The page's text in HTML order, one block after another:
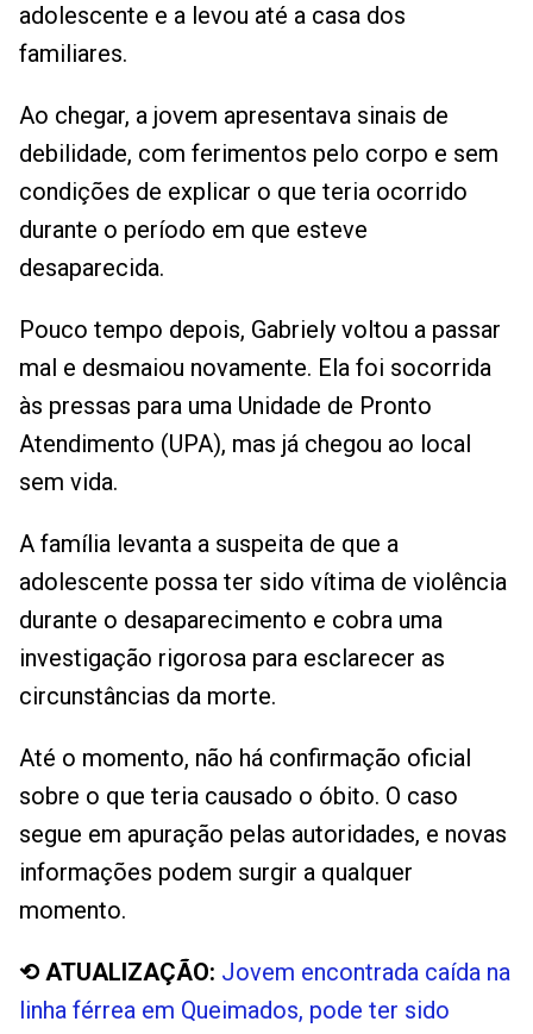
adolescente e a levou até a casa dos
familiares.
Ao chegar, a jovem apresentava sinais de
debilidade, com ferimentos pelo corpo e sem
condições de explicar o que teria ocorrido
durante o período em que esteve
desaparecida.
Pouco tempo depois, Gabriely voltou a passar
mal e desmaiou novamente. Ela foi socorrida
às pressas para uma Unidade de Pronto
Atendimento (UPA), mas já chegou ao local
sem vida.
A família levanta a suspeita de que a
adolescente possa ter sido vítima de violência
durante o desaparecimento e cobra uma
investigação rigorosa para esclarecer as
circunstâncias da morte.
Até o momento, não há confirmação oficial
sobre o que teria causado o óbito. O caso
segue em apuração pelas autoridades, e novas
informações podem surgir a qualquer
momento.
⟲ ATUALIZAÇÃO: Jovem encontrada caída na
linha férrea em Queimados, pode ter sido